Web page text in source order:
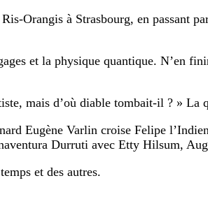
Orangis à Strasbourg, en passant
et la physique quantique. N’en
mais d’où diable tombait-il ? » La
Eugène Varlin croise Felipe
Durruti avec Etty Hilsum,
et des autres.